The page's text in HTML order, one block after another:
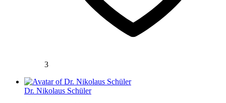
3
Dr. Nikolaus Schüler